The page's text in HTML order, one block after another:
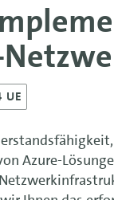
UE
Azure-